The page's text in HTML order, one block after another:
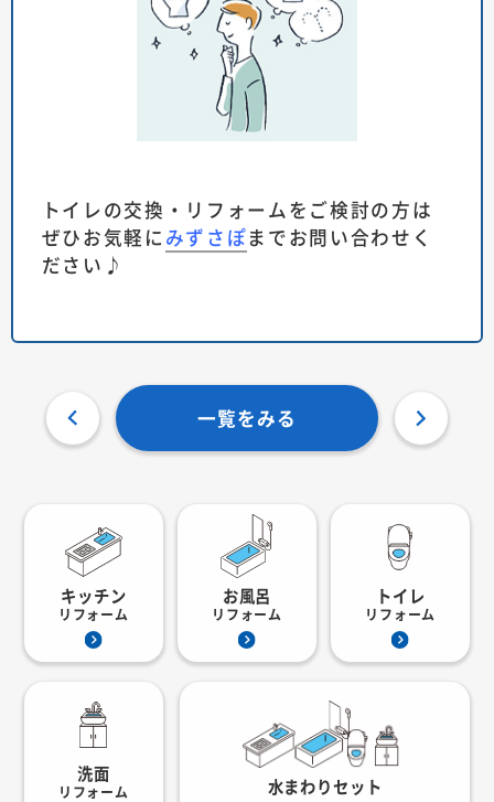
トイレの交換・リフォームをご検討の方は
ぜひお気軽に みずさぽまでお問い合わせく
ださい♪
一覧をみる
キッチン
リフォーム
お風呂
リフォーム
トイレ
リフォーム
洗面
リフォーム 水まわりセット